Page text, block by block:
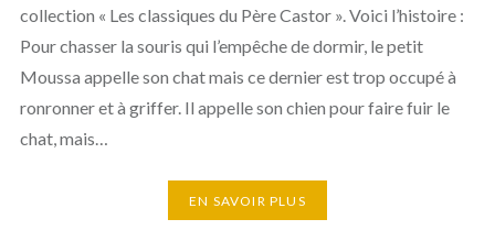
collection « Les classiques du Père Castor ». Voici l’histoire :
Pour chasser la souris qui l’empêche de dormir, le petit
Moussa appelle son chat mais ce dernier est trop occupé à
ronronner et à griffer. Il appelle son chien pour faire fuir le
chat, mais…
EN SAVOIR PLUS